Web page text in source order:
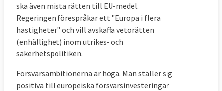
ska även mista rätten till EU-medel.
Regeringen förespråkar ett "Europa i flera
hastigheter" och vill avskaffa vetorätten
(enhällighet) inom utrikes- och
säkerhetspolitiken.
Försvarsambitionerna är höga. Man ställer sig
positiva till europeiska försvarsinvesteringar